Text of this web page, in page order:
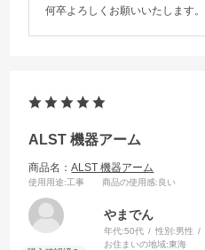
何卒よろしくお願いいたします。
ALST 機器アーム
商品名：ALST 機器アーム
使用用途:工事 商品の使用感:良い
やまでん
年代:50代 性別:男性
お住まいの地域:東海